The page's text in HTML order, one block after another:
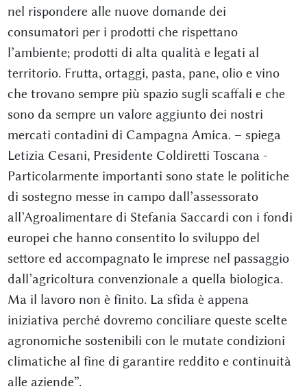
nel rispondere alle nuove domande dei
consumatori per i prodotti che rispettano
l’ambiente; prodotti di alta qualità e legati al
territorio. Frutta, ortaggi, pasta, pane, olio e vino
che trovano sempre più spazio sugli scaffali e che
sono da sempre un valore aggiunto dei nostri
mercati contadini di Campagna Amica. – spiega
Letizia Cesani, Presidente Coldiretti Toscana -
Particolarmente importanti sono state le politiche
di sostegno messe in campo dall’assessorato
all’Agroalimentare di Stefania Saccardi con i fondi
europei che hanno consentito lo sviluppo del
settore ed accompagnato le imprese nel passaggio
dall’agricoltura convenzionale a quella biologica.
Ma il lavoro non è finito. La sfida è appena
iniziativa perché dovremo conciliare queste scelte
agronomiche sostenibili con le mutate condizioni
climatiche al fine di garantire reddito e continuità
alle aziende”.